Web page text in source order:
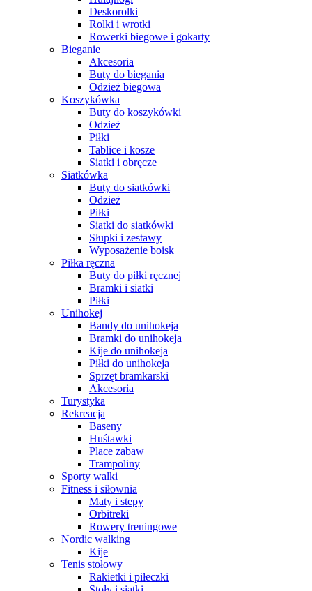
Deskorolki
Rolki i wrotki
Rowerki biegowe i gokarty
Bieganie
Akcesoria
Buty do biegania
Odzież biegowa
Koszykówka
Buty do koszykówki
Odzież
Piłki
Tablice i kosze
Siatki i obręcze
Siatkówka
Buty do siatkówki
Odzież
Piłki
Siatki do siatkówki
Słupki i zestawy
Wyposażenie boisk
Piłka ręczna
Buty do piłki ręcznej
Bramki i siatki
Piłki
Unihokej
Bandy do unihokeja
Bramki do unihokeja
Kije do unihokeja
Piłki do unihokeja
Sprzęt bramkarski
Akcesoria
Turystyka
Rekreacja
Baseny
Huśtawki
Place zabaw
Trampoliny
Sporty walki
Fitness i siłownia
Maty i stepy
Orbitreki
Rowery treningowe
Nordic walking
Kije
Tenis stołowy
Rakietki i piłeczki